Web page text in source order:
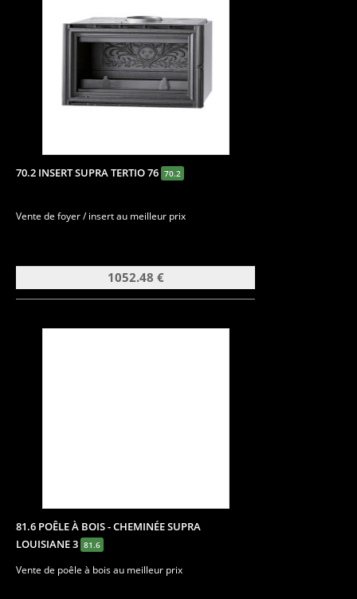
70.2 INSERT SUPRA TERTIO 76 70.2
Vente de foyer / insert au meilleur prix
1052.48 €
81.6 POÊLE À BOIS - CHEMINÉE SUPRA
LOUISIANE 3 81.6
Vente de poêle à bois au meilleur prix